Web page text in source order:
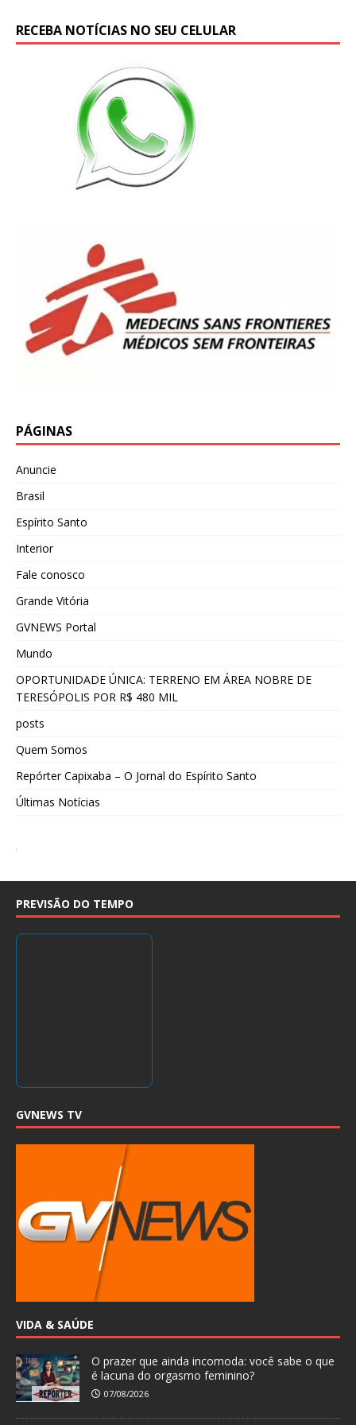
RECEBA NOTÍCIAS NO SEU CELULAR
PÁGINAS
Anuncie
Brasil
Espírito Santo
Interior
Fale conosco
Grande Vitória
GVNEWS Portal
Mundo
OPORTUNIDADE ÚNICA: TERRENO EM ÁREA NOBRE DE
TERESÓPOLIS POR R$ 480 MIL
posts
Quem Somos
Repórter Capixaba – O Jornal do Espírito Santo
Últimas Notícias
PREVISÃO DO TEMPO
GVNEWS TV
VIDA & SAÚDE
O prazer que ainda incomoda: você sabe o que
é lacuna do orgasmo feminino?
07/08/2026